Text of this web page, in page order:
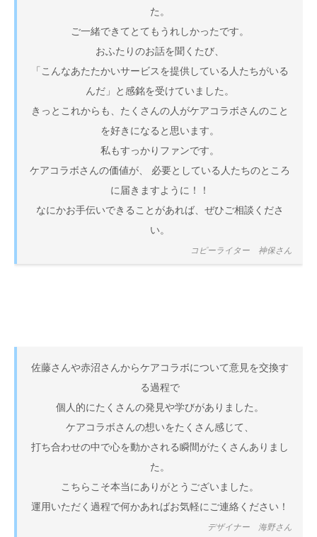
た。
ご一緒できてとてもうれしかったです。
おふたりのお話を聞くたび、
「こんなあたたかいサービスを提供している人たちがいる
んだ」と感銘を受けていました。
きっとこれからも、たくさんの人がケアコラボさんのこと
を好きになると思います。
私もすっかりファンです。
ケアコラボさんの価値が、 必要としている人たちのところ
に届きますように！！
なにかお手伝いできることがあれば、ぜひご相談くださ
い。
コピーライター 神保さん
佐藤さんや赤沼さんからケアコラボについて意見を交換す
る過程で
個人的にたくさんの発見や学びがありました。
ケアコラボさんの想いをたくさん感じて、
打ち合わせの中で心を動かされる瞬間がたくさんありまし
た。
こちらこそ本当にありがとうございました。
運用いただく過程で何かあればお気軽にご連絡ください！
デザイナー 海野さん